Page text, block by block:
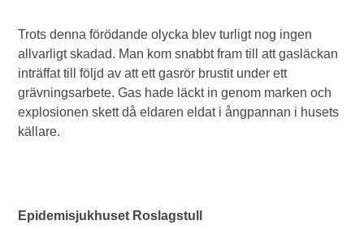
Trots denna förödande olycka blev turligt nog ingen
allvarligt skadad. Man kom snabbt fram till att gasläckan
inträffat till följd av att ett gasrör brustit under ett
grävningsarbete. Gas hade läckt in genom marken och
explosionen skett då eldaren eldat i ångpannan i husets
källare.
Epidemisjukhuset Roslagstull